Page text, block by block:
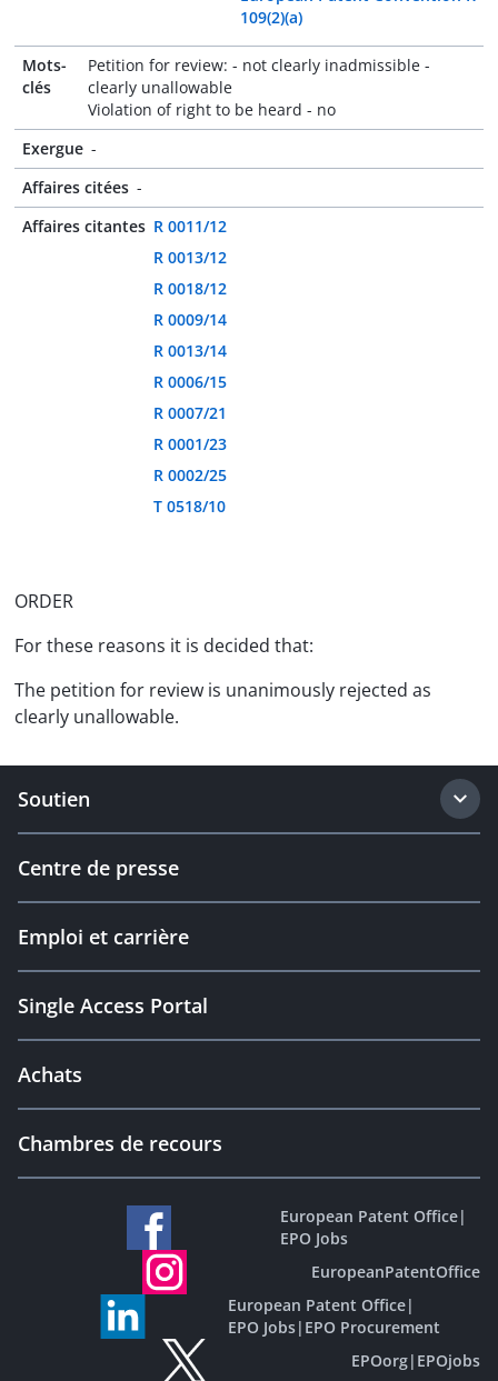
109(2)(a)
Mots-
clés
Petition for review: - not clearly inadmissible -
clearly unallowable
Violation of right to be heard - no
Exergue -
Affaires citées -
Affaires citantes R 0011/12
R 0013/12
R 0018/12
R 0009/14
R 0013/14
R 0006/15
R 0007/21
R 0001/23
R 0002/25
T 0518/10
ORDER
For these reasons it is decided that:
The petition for review is unanimously rejected as
clearly unallowable.
Soutien
Centre de presse
Emploi et carrière
Single Access Portal
Achats
Chambres de recours
European Patent Office|
EPO Jobs
EuropeanPatentOffice
European Patent Office|
EPO Jobs| EPO Procurement
EPOorg| EPOjobs